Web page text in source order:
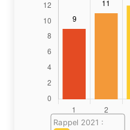
Rappel 2021 :